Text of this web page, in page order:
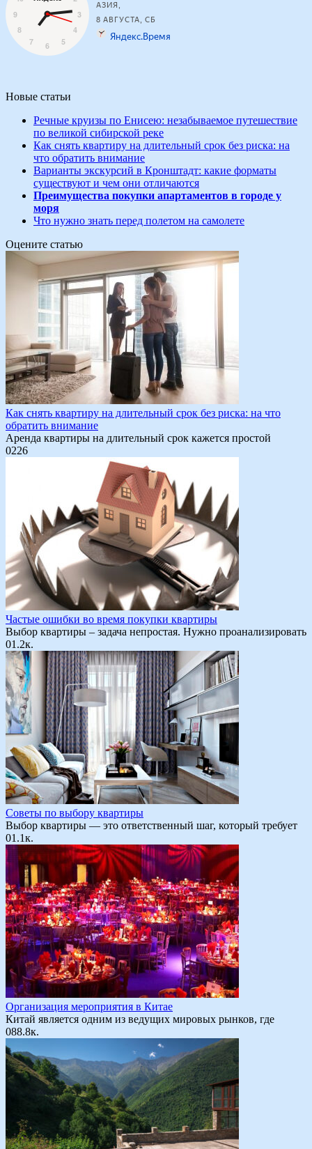
Новые статьи
Речные круизы по Енисею: незабываемое путешествие
по великой сибирской реке
Как снять квартиру на длительный срок без риска: на
что обратить внимание
Варианты экскурсий в Кронштадт: какие форматы
существуют и чем они отличаются
Преимущества покупки апартаментов в городе у
моря
Что нужно знать перед полетом на самолете
Оцените статью
Как снять квартиру на длительный срок без риска: на что
обратить внимание
Аренда квартиры на длительный срок кажется простой
0226
Частые ошибки во время покупки квартиры
Выбор квартиры – задача непростая. Нужно проанализировать
01.2к.
Советы по выбору квартиры
Выбор квартиры — это ответственный шаг, который требует
01.1к.
Организация мероприятия в Китае
Китай является одним из ведущих мировых рынков, где
088.8к.